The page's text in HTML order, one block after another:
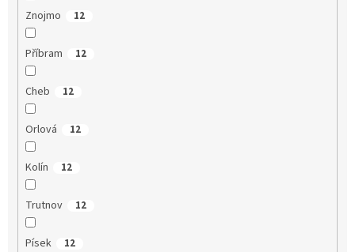
Znojmo 12
Příbram 12
Cheb 12
Orlová 12
Kolín 12
Trutnov 12
Písek 12